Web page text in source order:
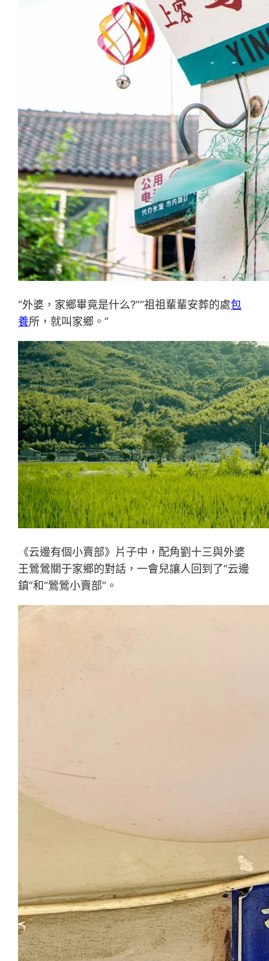
“外婆，家鄉畢竟是什么?”“祖祖輩輩安葬的處包
養所，就叫家鄉。”
《云邊有個小賣部》片子中，配角劉十三與外婆
王鶯鶯關于家鄉的對話，一會兒讓人回到了“云邊
鎮”和“鶯鶯小賣部”。